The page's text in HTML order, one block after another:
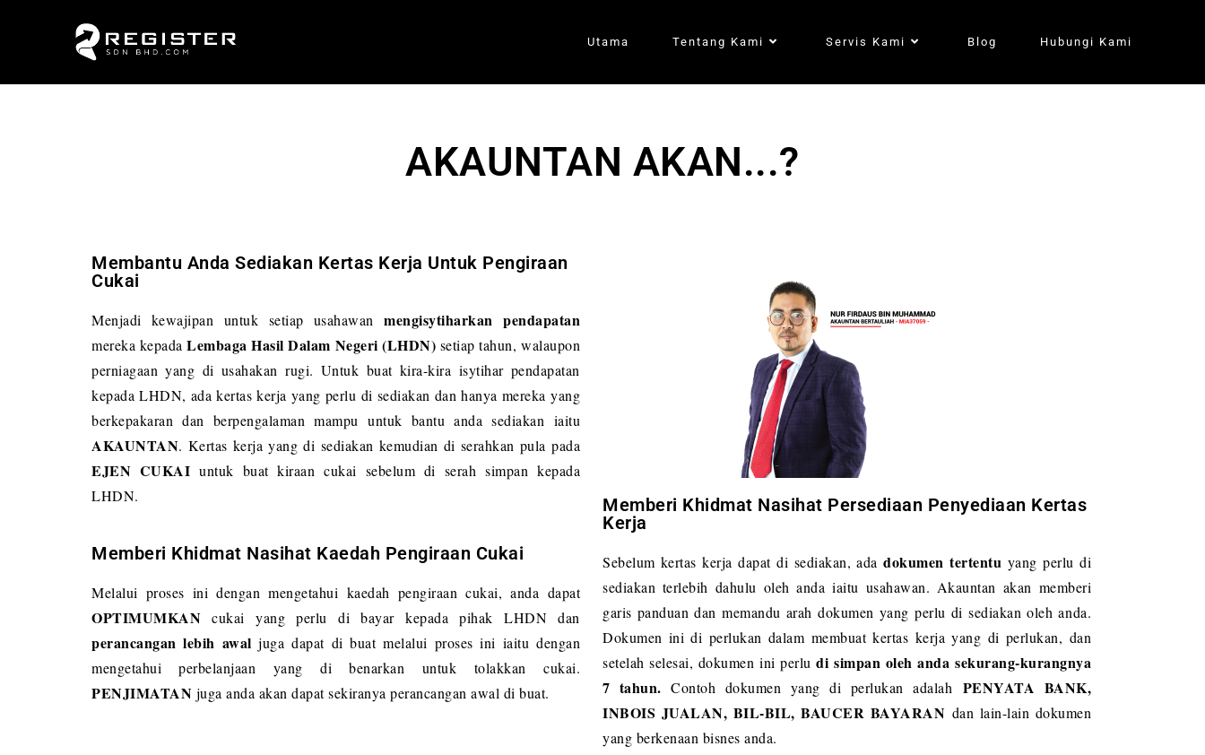
Utama Tentang Kami Servis Kami Blog Hubungi Kami
AKAUNTAN AKAN...?
Membantu Anda Sediakan Kertas Kerja Untuk Pengiraan
Cukai
Menjadi kewajipan untuk setiap usahawanmengisytiharkan pendapatan
mereka kepadaLembaga Hasil Dalam Negeri (LHDN) setiap tahun, walaupon
perniagaan yang di usahakan rugi. Untuk buat kira-kira isytihar pendapatan
kepada LHDN, ada kertas kerja yang perlu di sediakan dan hanya mereka yang
berkepakaran dan berpengalaman mampu untuk bantu anda sediakan iaitu
AKAUNTAN. Kertas kerja yang di sediakan kemudian di serahkan pula pada
EJEN CUKAI untuk buat kiraan cukai sebelum di serah simpan kepada
LHDN.
Memberi Khidmat Nasihat Kaedah Pengiraan Cukai
Melalui proses ini dengan mengetahui kaedah pengiraan cukai, anda dapat
OPTIMUMKAN cukai yang perlu di bayar kepada pihak LHDN dan
perancangan lebih awal juga dapat di buat melalui proses ini iaitu dengan
mengetahui perbelanjaan yang di benarkan untuk tolakkan cukai.
PENJIMATAN juga anda akan dapat sekiranya perancangan awal di buat.
Memberi Khidmat Nasihat Persediaan Penyediaan Kertas
Kerja​
Sebelum kertas kerja dapat di sediakan, adadokumen tertentu yang perlu di
sediakan terlebih dahulu oleh anda iaitu usahawan. Akauntan akan memberi
garis panduan dan memandu arah dokumen yang perlu di sediakan oleh anda.
Dokumen ini di perlukan dalam membuat kertas kerja yang di perlukan, dan
setelah selesai, dokumen ini perludi simpan oleh anda sekurang-kurangnya
7 tahun. Contoh dokumen yang di perlukan adalah PENYATA BANK,
INBOIS JUALAN, BIL-BIL, BAUCER BAYARAN dan lain-lain dokumen
yang berkenaan bisnes anda.